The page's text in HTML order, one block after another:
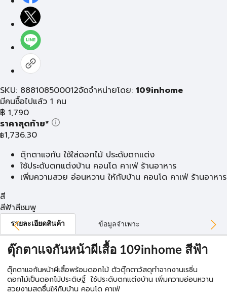
SKU: 888108500012จัดจำหน่ายโดย: 109inhome
มีคนซื้อไปแล้ว 1 คน
฿ 1,790
ราคาสุดท้าย*
฿1,736.30
ตุ๊กตาแจกัน ใช้ใส่ดอกไม้ ประดับตกแต่ง
ใช้ประดับตกแต่งบ้าน คอนโด คาเฟ่ ร้านอาหาร
เพิ่มความสวย อ่อนหวาน ให้กับบ้าน คอนโด คาเฟ่ ร้านอาหาร
สี
สีฟ้าสีชมพู
รายละเอียดสินค้า ข้อมูลจำเพาะ
ตุ๊กตาแจกันหน้าผีเสื้อ 109inhome สีฟ้า
ตุ๊กตาแจกันหน้าผีเสื้อพร้อมดอกไม้ ตัวตุ๊กตาวัสดุทำจากงานเรซิ่น
ดอกไม้เป็นดอกไม้ประดิษฐิ์ ใช้ประดับตกแต่งบ้าน เพิ่มความอ่อนหวาน
สวยงามสดชื่นให้กับบ้าน คอนโด คาเฟ่